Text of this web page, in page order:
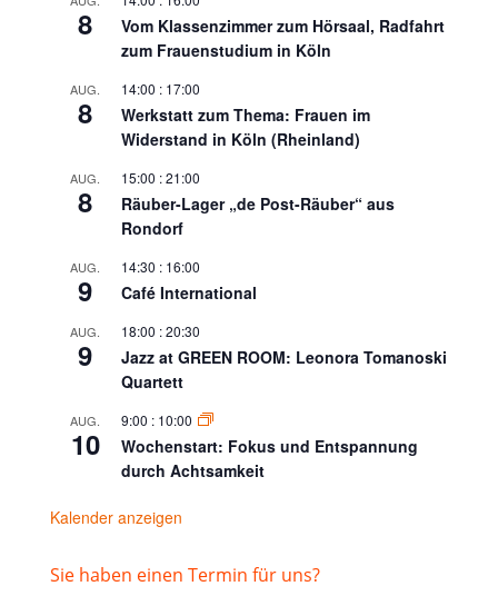
8
Vom Klassenzimmer zum Hörsaal, Radfahrt
zum Frauenstudium in Köln
AUG.
8
14:00 : 17:00
Werkstatt zum Thema: Frauen im
Widerstand in Köln (Rheinland)
AUG.
8
15:00 :21:00
Räuber-Lager „de Post-Räuber“ aus
Rondorf
AUG.
9
14:30 : 16:00
Café International
AUG.
9
18:00 :20:30
Jazz at GREEN ROOM: Leonora Tomanoski
Quartett
AUG.
10
9:00 : 10:00
Wochenstart: Fokus und Entspannung
durch Achtsamkeit
Kalender anzeigen
Sie haben einen Termin für uns?